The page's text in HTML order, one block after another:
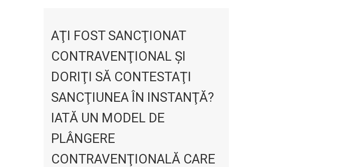
AŢI FOST SANCŢIONAT
CONTRAVENŢIONAL ŞI
DORIŢI SĂ CONTESTAŢI
SANCŢIUNEA ÎN INSTANŢĂ?
IATĂ UN MODEL DE
PLÂNGERE
CONTRAVENŢIONALĂ CARE